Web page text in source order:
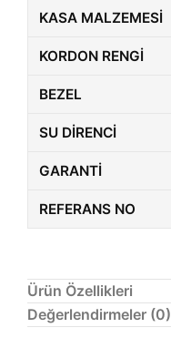
KASA MALZEMESI
KORDON RENGI
BEZEL
SU DIRENCI
GARANTI
REFERANS NO
Ürün Özellikleri
Değerlendirmeler (0)